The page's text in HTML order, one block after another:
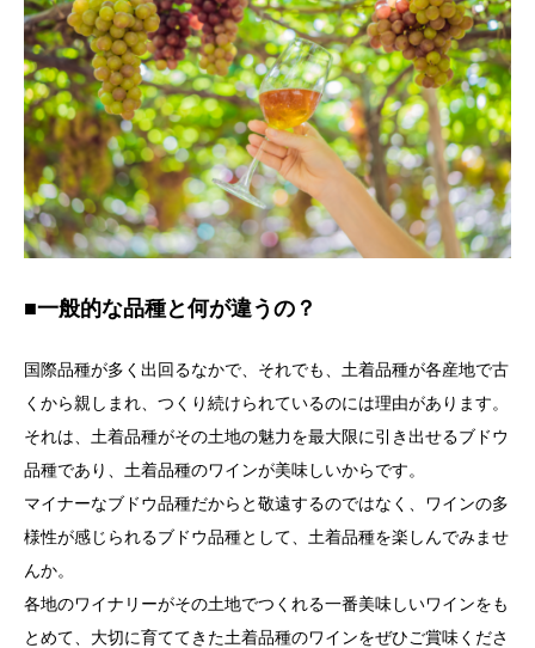
■一般的な品種と何が違うの？
国際品種が多く出回るなかで、それでも、土着品種が各産地で古
くから親しまれ、つくり続けられているのには理由があります。
それは、土着品種がその土地の魅力を最大限に引き出せるブドウ
品種であり、土着品種のワインが美味しいからです。
マイナーなブドウ品種だからと敬遠するのではなく、ワインの多
様性が感じられるブドウ品種として、土着品種を楽しんでみませ
んか。
各地のワイナリーがその土地でつくれる一番美味しいワインをも
とめて、大切に育ててきた土着品種のワインをぜひご賞味くださ